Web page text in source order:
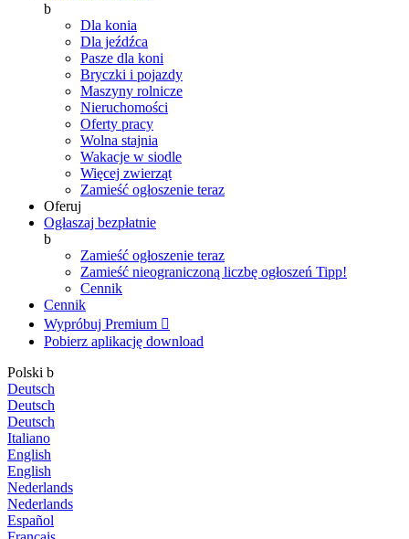
b
Dla konia
Dla jeźdźca
Pasze dla koni
Bryczki i pojazdy
Maszyny rolnicze
Nieruchomości
Oferty pracy
Wolna stajnia
Wakacje w siodle
Więcej zwierząt
Zamieść ogłoszenie teraz
Oferuj
Ogłaszaj bezpłatnie
b
Zamieść ogłoszenie teraz
Zamieść nieograniczoną liczbę ogłoszeń Tipp!
Cennik
Cennik
Wypróbuj Premium 
Pobierz aplikację download
Polski b
Deutsch
Deutsch
Deutsch
Italiano
English
English
Nederlands
Nederlands
Español